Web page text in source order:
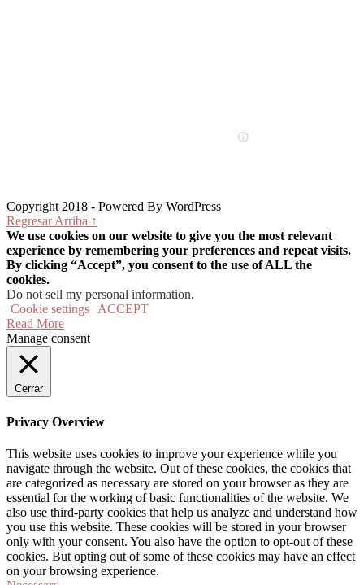
Copyright 2018 - Powered By WordPress
Regresar Arriba ↑
We use cookies on our website to give you the most relevant
experience by remembering your preferences and repeat visits.
By clicking “Accept”, you consent to the use of ALL the
cookies.
Do not sell my personal information.
Cookie settings ACCEPT
Read More
Manage consent
Cerrar
Privacy Overview
This website uses cookies to improve your experience while you
navigate through the website. Out of these cookies, the cookies that
are categorized as necessary are stored on your browser as they are
essential for the working of basic functionalities of the website. We
also use third-party cookies that help us analyze and understand how
you use this website. These cookies will be stored in your browser
only with your consent. You also have the option to opt-out of these
cookies. But opting out of some of these cookies may have an effect
on your browsing experience.